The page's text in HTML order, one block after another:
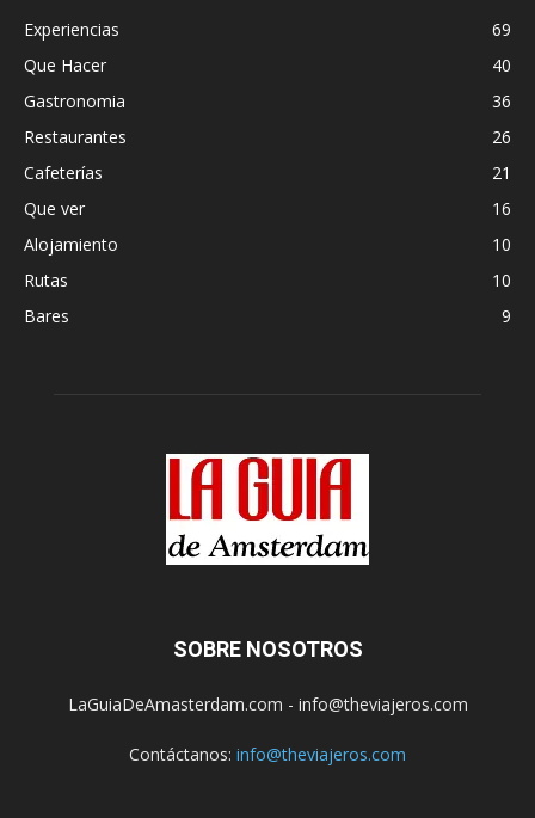
Experiencias
69
Que Hacer
40
Gastronomia
36
Restaurantes
26
Cafeterías
21
Que ver
16
Alojamiento
10
Rutas
10
Bares
9
SOBRE NOSOTROS
LaGuiaDeAmasterdam.com - info@theviajeros.com
Contáctanos: info@theviajeros.com